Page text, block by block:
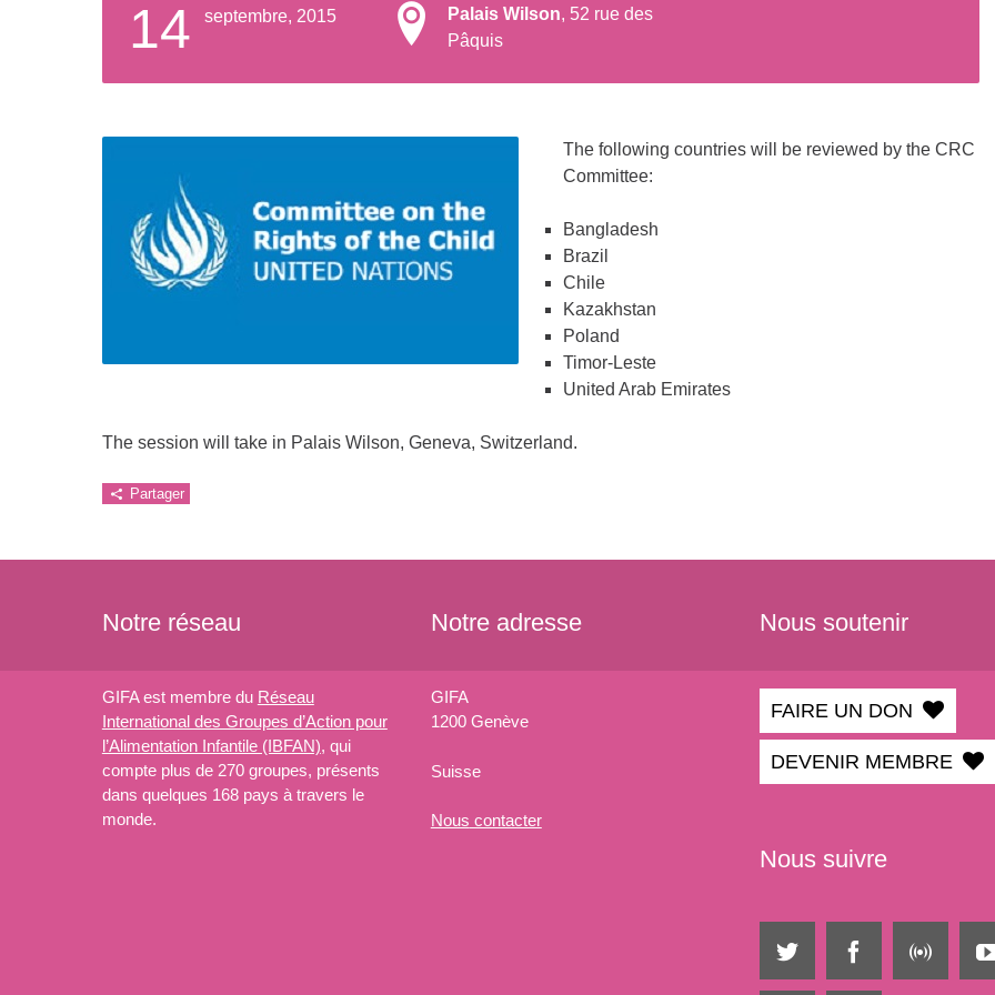
14 septembre, 2015 Palais Wilson, 52 rue des
Pâquis
The following countries will be reviewed by the CRC
Committee:
Bangladesh
Brazil
Chile
Kazakhstan
Poland
Timor-Leste
United Arab Emirates
The session will take in Palais Wilson, Geneva, Switzerland.
Partager
Notre réseau
GIFA est membre du Réseau
International des Groupes d’Action pour
l’Alimentation Infantile (IBFAN), qui
compte plus de 270 groupes, présents
dans quelques 168 pays à travers le
monde.
Notre adresse
GIFA
1200 Genève
Suisse
Nous contacter
Nous soutenir
FAIRE UN DON
DEVENIR MEMBRE
Nous suivre